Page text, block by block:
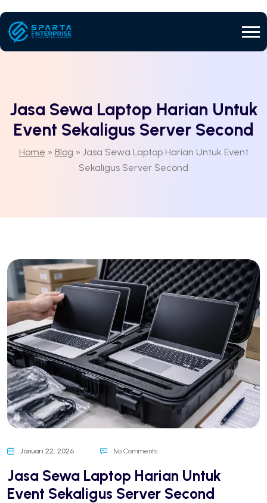
Jasa Sewa Laptop Harian Untuk
Event Sekaligus Server Second
Home » Blog » Jasa Sewa Laptop Harian Untuk Event
Sekaligus Server Second
Januari 22, 2026 No Comments
Jasa Sewa Laptop Harian Untuk
Event Sekaligus Server Second